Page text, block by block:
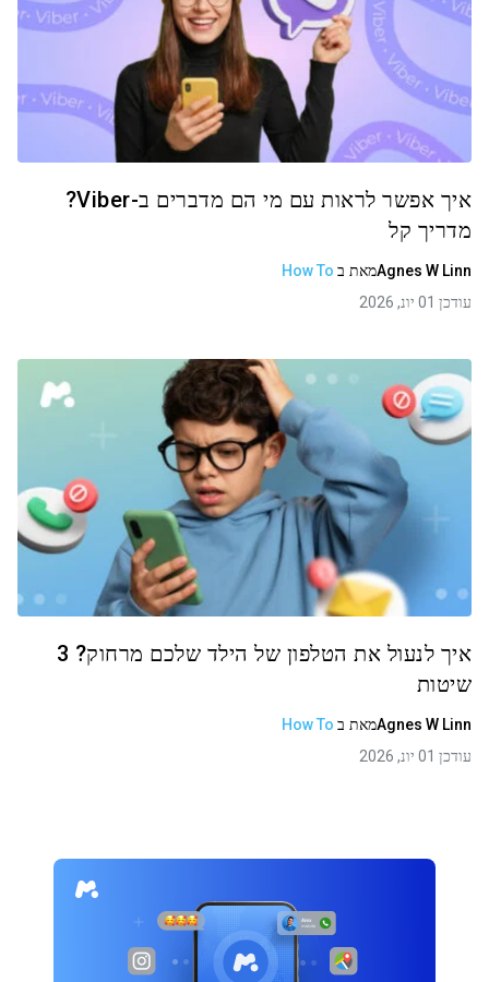
איך אפשר לראות עם מי הם מדברים ב-Viber?
מדריך קל
Agnes W Linnמאת ב How To
עודכן 01 יונ, 2026
איך לנעול את הטלפון של הילד שלכם מרחוק? 3
שיטות
Agnes W Linnמאת ב How To
עודכן 01 יונ, 2026